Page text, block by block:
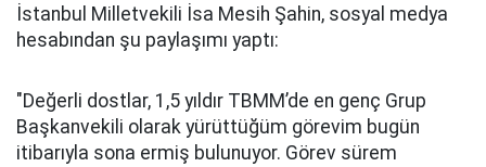
İstanbul Milletvekili İsa Mesih Şahin, sosyal medya
hesabından şu paylaşımı yaptı:
"Değerli dostlar, 1,5 yıldır TBMM’de en genç Grup
Başkanvekili olarak yürüttüğüm görevim bugün
itibarıyla sona ermiş bulunuyor. Görev sürem